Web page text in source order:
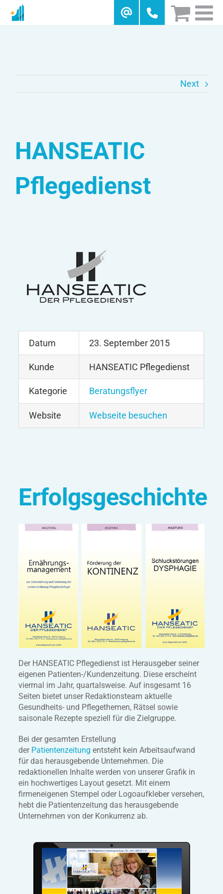
Next
HANSEATIC
Pflegedienst
Datum 23. September 2015
Kunde HANSEATIC Pflegedienst
Kategorie Beratungsflyer
Website Webseite besuchen
Erfolgsgeschichte
Der HANSEATIC Pflegedienst ist Herausgeber seiner
eigenen Patienten-/Kundenzeitung. Diese erscheint
viermal im Jahr, quartalsweise. Auf insgesamt 16
Seiten bietet unser Redaktionsteam aktuelle
Gesundheits- und Pflegethemen, Rätsel sowie
saisonale Rezepte speziell für die Zielgruppe.
Bei der gesamten Erstellung
der Patientenzeitung entsteht kein Arbeitsaufwand
für das herausgebende Unternehmen. Die
redaktionellen Inhalte werden von unserer Grafik in
ein hochwertiges Layout gesetzt. Mit einem
firmeneigenen Stempel oder Logoaufkleber versehen,
hebt die Patientenzeitung das herausgebende
Unternehmen von der Konkurrenz ab.